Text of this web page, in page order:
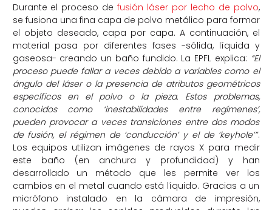
Durante el proceso defusión láser por lecho de polvo,
se fusiona una fina capa de polvo metálico para formar
el objeto deseado, capa por capa. A continuación, el
material pasa por diferentes fases -sólida, líquida y
gaseosa- creando un baño fundido. La EPFL explica: “El
proceso puede fallar a veces debido a variables como el
ángulo del láser o la presencia de atributos geométricos
específicos en el polvo o la pieza. Estos problemas,
conocidos como ‘inestabilidades entre regímenes’,
pueden provocar a veces transiciones entre dos modos
de fusión, el régimen de ‘conducción’ y el de ‘keyhole’”.
Los equipos utilizan imágenes de rayos X para medir
este baño (en anchura y profundidad) y han
desarrollado un método que les permite ver los
cambios en el metal cuando está líquido. Gracias a un
micrófono instalado en la cámara de impresión,